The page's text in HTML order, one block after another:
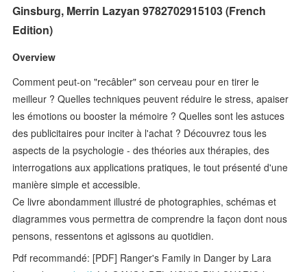
Ginsburg, Merrin Lazyan 9782702915103 (French
Edition)
Overview
Comment peut-on "recâbler" son cerveau pour en tirer le
meilleur ? Quelles techniques peuvent réduire le stress, apaiser
les émotions ou booster la mémoire ? Quelles sont les astuces
des publicitaires pour inciter à l'achat ? Découvrez tous les
aspects de la psychologie - des théories aux thérapies, des
interrogations aux applications pratiques, le tout présenté d'une
manière simple et accessible.
Ce livre abondamment illustré de photographies, schémas et
diagrammes vous permettra de comprendre la façon dont nous
pensons, ressentons et agissons au quotidien.
Pdf recommandé: [PDF] Ranger's Family in Danger by Lara